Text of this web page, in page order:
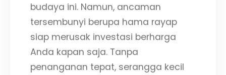
budaya ini. Namun, ancaman
tersembunyi berupa hama rayap
siap merusak investasi berharga
Anda kapan saja. Tanpa
penanganan tepat, serangga kecil